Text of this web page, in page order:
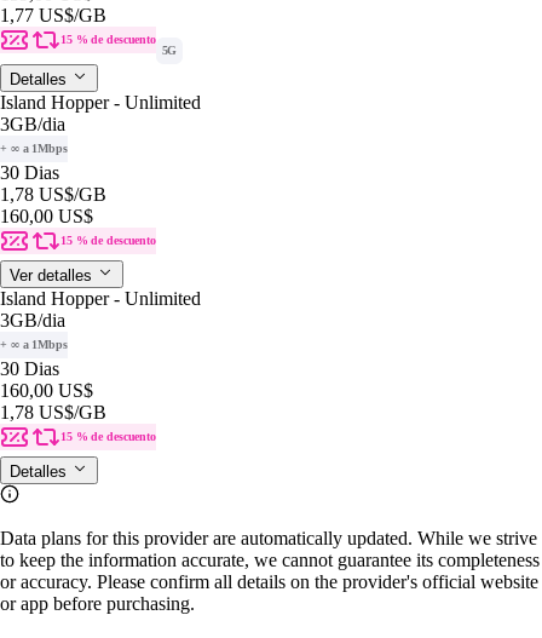
1,77 US$/GB
15 % de descuento
5G
Detalles
Island Hopper - Unlimited
3GB/dia
+ ∞ a 1Mbps
30 Dias
1,78 US$/GB
160,00 US$
15 % de descuento
Ver detalles
Island Hopper - Unlimited
3GB/dia
+ ∞ a 1Mbps
30 Dias
160,00 US$
1,78 US$/GB
15 % de descuento
Detalles
Data plans for this provider are automatically updated. While we strive
to keep the information accurate, we cannot guarantee its completeness
or accuracy. Please confirm all details on the provider's official website
or app before purchasing.